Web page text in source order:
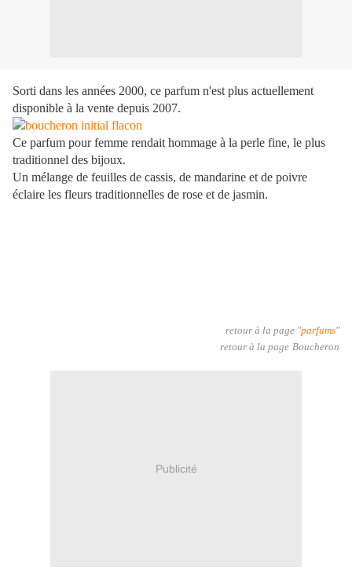
Sorti dans les années 2000, ce parfum n'est plus actuellement
disponible à la vente depuis 2007.
Ce parfum pour femme rendait hommage à la perle fine, le plus
traditionnel des bijoux.
Un mélange de feuilles de cassis, de mandarine et de poivre
éclaire les fleurs traditionnelles de rose et de jasmin.
retour à la page "parfums"
retour à la page Boucheron
Publicité